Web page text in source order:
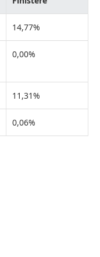
14,77%
0,00%
11,31%
0,06%